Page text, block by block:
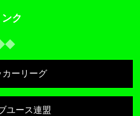
ンク
カーリーグ
ユース連盟